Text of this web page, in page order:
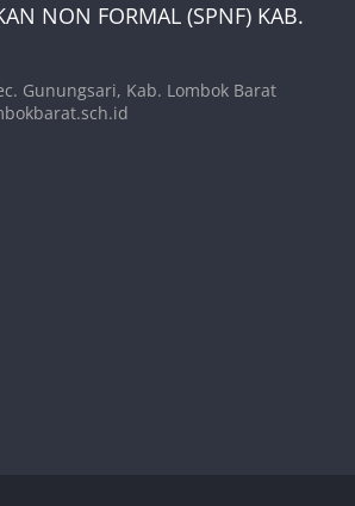
NON FORMAL (SPNF) KAB.
Gunungsari, Kab. Lombok Barat